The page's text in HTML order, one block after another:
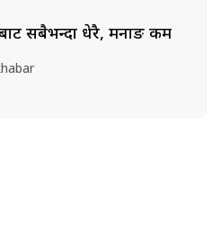
सबैभन्दा धेरै, मनाङ कम